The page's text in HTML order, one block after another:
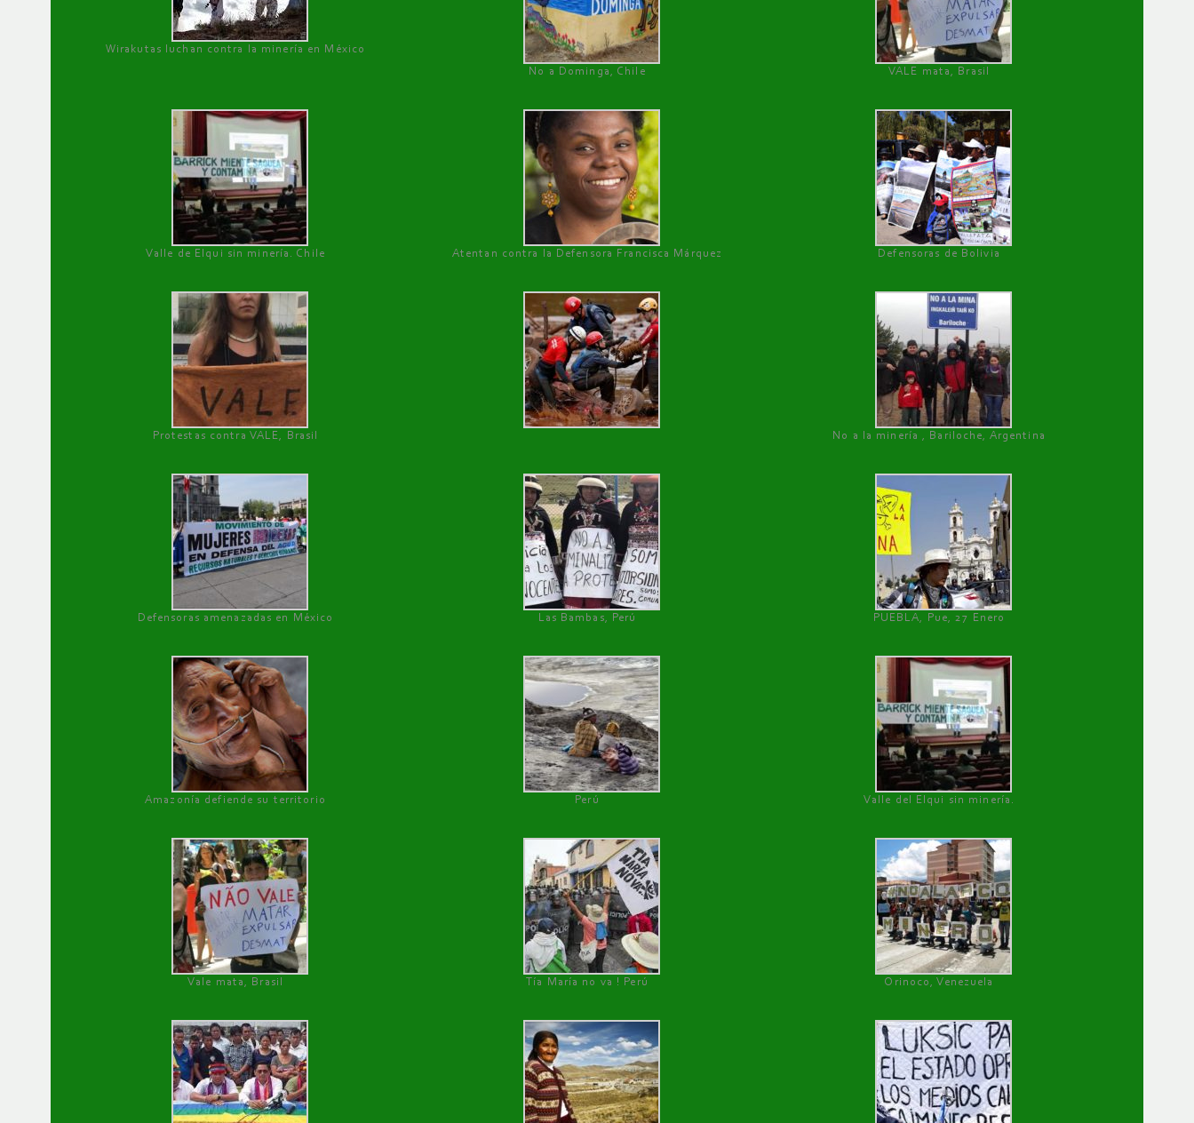
Wirakutas luchan contra la minería en México
No a Dominga, Chile
VALE mata, Brasil
Valle de Elqui sin minería. Chile Atentan contra la Defensora Francisca Márquez Defensoras de Bolivia
Protestas contra VALE, Brasil No a la minería , Bariloche, Argentina
Defensoras amenazadas en México Las Bambas, Perú PUEBLA, Pue, 27 Enero
Amazonía defiende su territorio Perú Valle del Elqui sin minería.
Vale mata, Brasil Tía María no va ! Perú Orinoco, Venezuela